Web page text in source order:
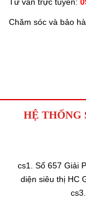
Chăm sóc và bảo
HỆ THỐNG
cs1. Số 657 Giải
diện siêu thị HC